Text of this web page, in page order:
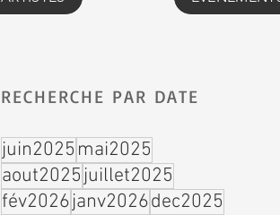
RECHERCHE PAR DATE
juin2025 mai2025
aout2025 juillet2025
fév2026janv2026dec2025